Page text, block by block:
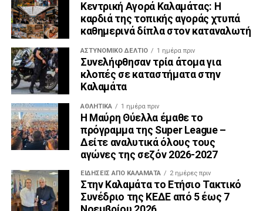
Κεντρική Αγορά Καλαμάτας: Η
καρδιά της τοπικής αγοράς χτυπά
καθημερινά δίπλα στον καταναλωτή
ΑΣΤΥΝΟΜΙΚΌ ΔΕΛΤΊΟ 1 ημέρα πριν
Συνελήφθησαν τρία άτομα για
κλοπές σε καταστήματα στην
Καλαμάτα
ΑΘΛΗΤΙΚΆ 1 ημέρα πριν
Η Μαύρη Θύελλα έμαθε το
πρόγραμμα της Super League –
Δείτε αναλυτικά όλους τους
αγώνες της σεζόν 2026-2027
ΕΙΔΗΣΕΙΣ ΑΠΟ ΚΑΛΑΜΑΤΑ 2 ημέρες πριν
Στην Καλαμάτα το Ετήσιο Τακτικό
Συνέδριο της ΚΕΔΕ από 5 έως 7